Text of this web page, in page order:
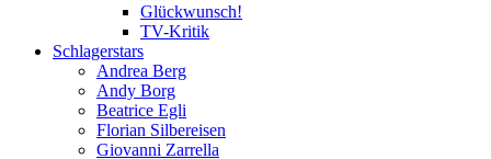
Glückwunsch!
TV-Kritik
Schlagerstars
Andrea Berg
Andy Borg
Beatrice Egli
Florian Silbereisen
Giovanni Zarrella